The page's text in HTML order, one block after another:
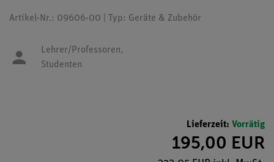
Artikel-Nr.: 09606-00 | Typ: Geräte & Zubehör
Lehrer/Professoren,
Studenten
Lieferzeit: Vorrätig
195,00 EUR